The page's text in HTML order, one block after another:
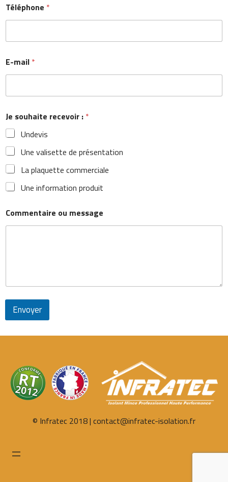
Téléphone *
E-mail *
Je souhaite recevoir : *
Undevis
Une valisette de présentation
La plaquette commerciale
Une information produit
Commentaire ou message
Envoyer
© Infratec 2018 | contact@infratec-isolation.fr